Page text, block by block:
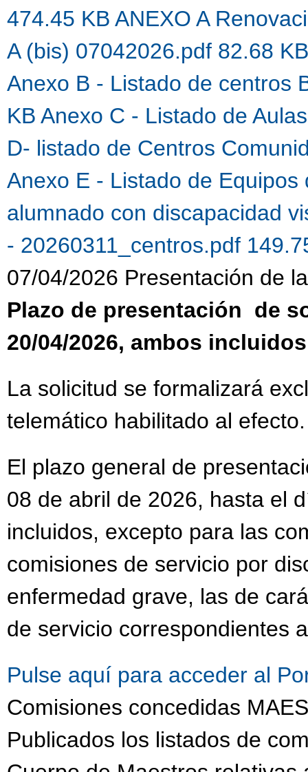
474.45 KB ANEXO A
A (bis) 07042026.pdf 82.68
Anexo B - Listado de centros
KB Anexo C - Listado de
D- listado de Centros
Anexo E - Listado de
alumnado con discapacidad
- 20260311_centros.pdf
07/04/2026 Presentación de
Plazo de presentación de
20/04/2026, ambos incluidos
La solicitud se formalizará
telemático habilitado al efecto.
El plazo general de
08 de abril de 2026, hasta el
incluidos, excepto para las
comisiones de servicio por
enfermedad grave, las de
de servicio correspondientes
Pulse aquí para acceder al
Comisiones concedidas
Publicados los listados de